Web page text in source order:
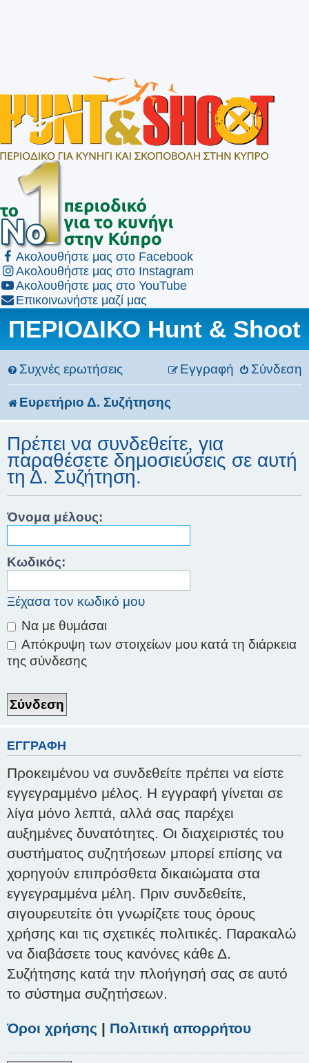
Ακολουθήστε μας στο Facebook
Ακολουθήστε μας στο Instagram
Ακολουθήστε μας στο YouTube
Επικοινωνήστε μαζί μας
ΠΕΡΙΟΔΙΚΟ Hunt & Shoot
Συχνές ερωτήσεις Σύνδεση
Εγγραφή
Ευρετήριο Δ. Συζήτησης
Πρέπει να συνδεθείτε, για
παραθέσετε δημοσιεύσεις σε αυτή
τη Δ. Συζήτηση.
Όνομα μέλους:
Κωδικός:
Ξέχασα τον κωδικό μου
Να με θυμάσαι
Απόκρυψη των στοιχείων μου κατά τη διάρκεια
της σύνδεσης
ΕΓΓΡΑΦΉ
Προκειμένου να συνδεθείτε πρέπει να είστε
εγγεγραμμένο μέλος. Η εγγραφή γίνεται σε
λίγα μόνο λεπτά, αλλά σας παρέχει
αυξημένες δυνατότητες. Οι διαχειριστές του
συστήματος συζητήσεων μπορεί επίσης να
χορηγούν επιπρόσθετα δικαιώματα στα
εγγεγραμμένα μέλη. Πριν συνδεθείτε,
σιγουρευτείτε ότι γνωρίζετε τους όρους
χρήσης και τις σχετικές πολιτικές. Παρακαλώ
να διαβάσετε τους κανόνες κάθε Δ.
Συζήτησης κατά την πλοήγησή σας σε αυτό
το σύστημα συζητήσεων.
Όροι χρήσης | Πολιτική απορρήτου